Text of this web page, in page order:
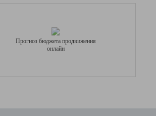
Прогноз бюджета продвижения
онлайн